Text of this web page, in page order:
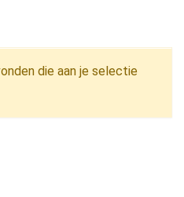
die aan je selectie